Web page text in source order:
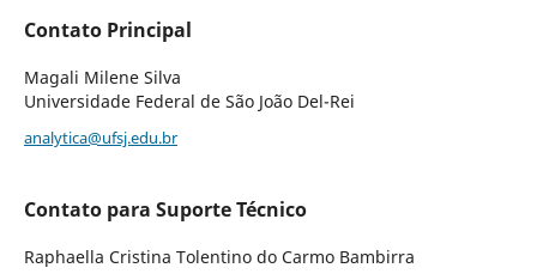
Contato Principal
Magali Milene Silva
Universidade Federal de São João Del-Rei
analytica@ufsj.edu.br
Contato para Suporte Técnico
Raphaella Cristina Tolentino do Carmo Bambirra